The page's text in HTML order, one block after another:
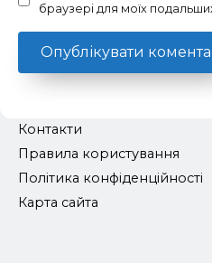
браузері для моїх
Контакти
Правила користування
Політика конфіденційності
Карта сайта